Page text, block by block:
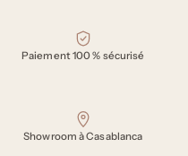
Paiement 100 % sécurisé
Showroom à Casablanca